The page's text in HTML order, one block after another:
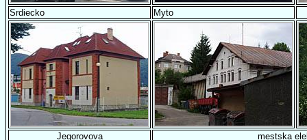
Srdiecko Myto
Jegorovova mestska